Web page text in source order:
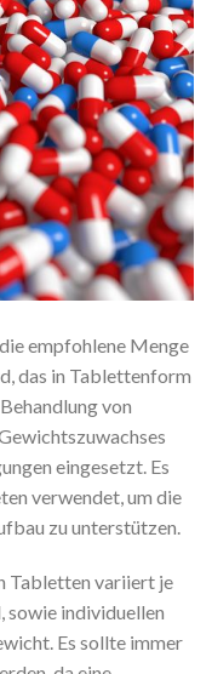
empfohlene Menge
das in Tablettenform
von
eingesetzt. Es
verwendet, um die
zu unterstützen.
Tabletten variiert je
sowie individuellen
Es sollte immer